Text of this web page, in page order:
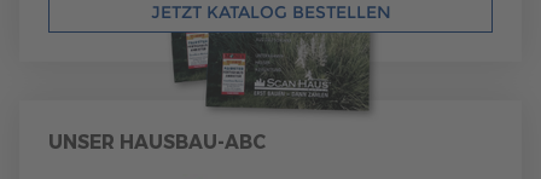
JETZT KATALOG BESTELLEN
UNSER HAUSBAU-ABC